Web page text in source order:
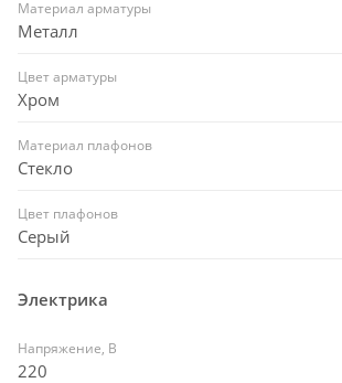
Материал арматуры
Металл
Цвет арматуры
Хром
Материал плафонов
Стекло
Цвет плафонов
Серый
Электрика
Напряжение, В
220